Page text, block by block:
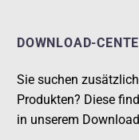
DOWNLOAD-
Sie suchen
Produkten? Diese
in unserem